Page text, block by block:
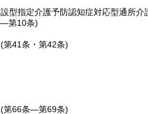
型指定介護予防認知症対応型通所介
第10条)
(第41条・第42条)
(第66条―第69条)